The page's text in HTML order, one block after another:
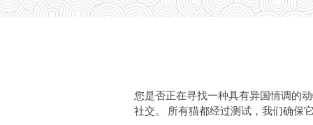
您是否正在寻找一种具有异国情调的
社交。 所有猫都经过测试，我们确保